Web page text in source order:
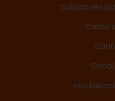
Soluciones
Casos